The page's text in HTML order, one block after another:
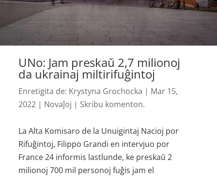
UNo: Jam preskaŭ 2,7 milionoj
da ukrainaj miltirifuĝintoj
Enretigita de: Krystyna Grochocka | Mar 15,
2022 | Novaĵoj | Skribu komenton.
La Alta Komisaro de la Unuigintaj Nacioj por
Rifuĝintoj, Filippo Grandi en intervjuo por
France 24 informis lastlunde, ke preskaŭ 2
milionoj 700 mil personoj fuĝis jam el